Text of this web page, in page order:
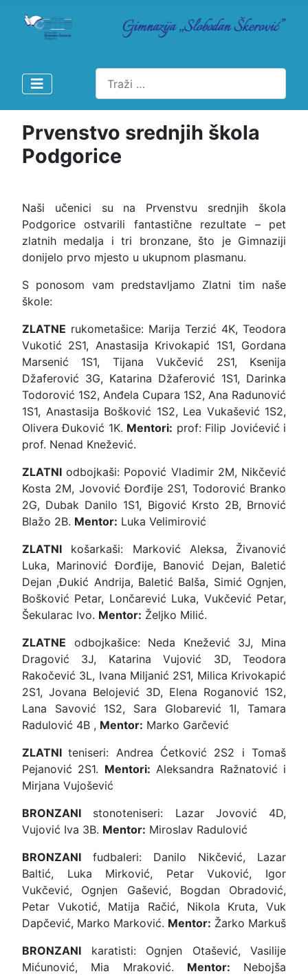
Pretraži
Prvenstvo srednjih škola
Podgorice
Naši učenici su na Prvenstvu srednjih škola
Podgorice ostvarili fantastične rezultate – pet
zlatnih medalja i tri bronzane, što je Gimnaziji
donijelo prvo mjesto u ukupnom plasmanu.
S ponosom vam predstavljamo Zlatni tim naše
škole:
ZLATNE rukometašice: Marija Terzić 4K, Teodora
Vukotić 2S1, Anastasija Krivokapić 1S1, Gordana
Marsenić 1S1, Tijana Vukčević 2S1, Ksenija
Džaferović 3G, Katarina Džaferović 1S1, Darinka
Todorović 1S2, Anđela Cupara 1S2, Ana Radunović
1S1, Anastasija Bošković 1S2, Lea Vukašević 1S2,
Olivera Đuković 1K. Mentori: prof: Filip Jovićević i
prof. Nenad Knežević.
ZLATNI odbojkaši: Popović Vladimir 2M, Nikčević
Kosta 2M, Jovović Đorđije 2S1, Todorović Branko
2G, Dubak Danilo 1S1, Bigović Krsto 2B, Brnović
Blažo 2B. Mentor: Luka Velimirović
ZLATNI košarkaši: Marković Aleksa, Živanović
Luka, Marinović Đorđije, Banović Dejan, Baletić
Dejan ,Đukić Andrija, Baletić Balša, Simić Ognjen,
Bošković Petar, Lončarević Luka, Vukčević Petar,
Šekularac Ivo. Mentor: Željko Milić.
ZLATNE odbojkašice: Neda Knežević 3J, Mina
Dragović 3J, Katarina Vujović 3D, Teodora
Rakočević 3L, Ivana Miljanić 2S1, Milica Krivokapić
2S1, Jovana Belojević 3D, Elena Roganović 1S2,
Lana Savović 1S2, Sara Globarević 1I, Tamara
Radulović 4B , Mentor: Marko Garčević
ZLATNIteniseri: Andrea Ćetković 2S2 i Tomaš
Pejanović 2S1. Mentori: Aleksandra Ražnatović i
Mirjana Vujošević
BRONZANI stonoteniseri: Lazar Jovović 4D,
Vujović Iva 3B. Mentor: Miroslav Radulović
BRONZANI fudbaleri: Danilo Nikčević, Lazar
Baltić, Luka Mirković, Petar Vuković, Igor
Vukčević, Ognjen Gašević, Bogdan Obradović,
Petar Vukotić, Matija Račić, Nikola Kruta, Vuk
Dapčević, Marko Marković. Mentor: Žarko Markuš
BRONZANI karatisti: Ognjen Otašević, Vasilije
Mićunović, Mia Mraković. Mentor: Nebojša